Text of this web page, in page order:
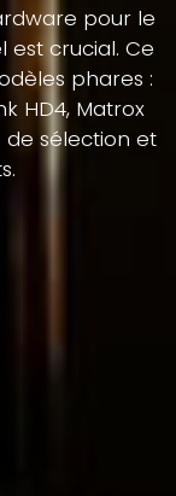
pour le
crucial. Ce
phares :
HD4, Matrox
de sélection et